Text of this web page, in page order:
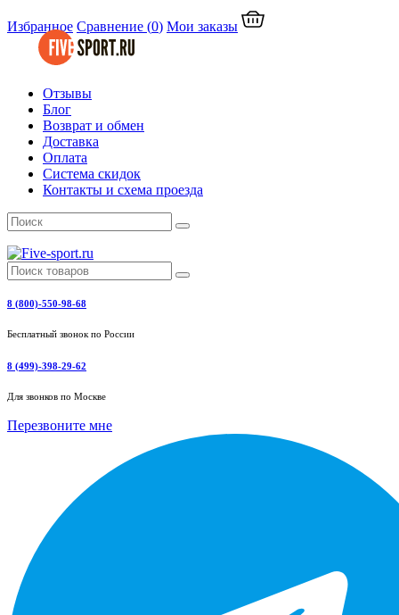
Избранное Сравнение (0) Мои заказы
Отзывы
Блог
Возврат и обмен
Доставка
Оплата
Система скидок
Контакты и схема проезда
8 (800)-550-98-68
Бесплатный звонок по России
8 (499)-398-29-62
Для звонков по Москве
Перезвоните мне